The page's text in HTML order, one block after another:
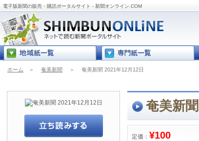
電子版新聞の販売・購読ポータルサイト - 新聞オンライン.COM
ホーム ＞ 奄美新聞 ＞ 奄美新聞 2021年12月12日
奄美新
定価： ¥100